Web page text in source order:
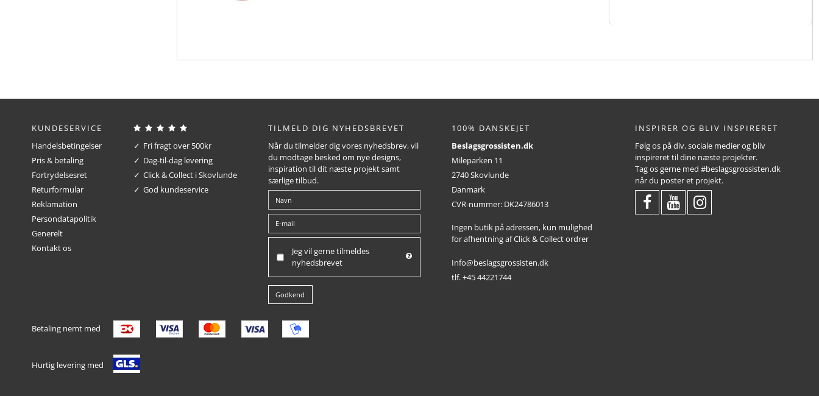
KUNDESERVICE
Handelsbetingelser
Pris & betaling
Fortrydelsesret
Returformular
Reklamation
Persondatapolitik
Generelt
Kontakt os
Fri fragt over 500kr
Dag-til-dag levering
Click & Collect i Skovlunde
God kundeservice
TILMELD DIG NYHEDSBREVET
Når du tilmelder dig vores nyhedsbrev, vil
du modtage besked om nye designs,
inspiration til dit næste projekt samt
særlige tilbud.
Jeg vil gerne tilmeldes
nyhedsbrevet
Godkend
100% DANSKEJET
Beslagsgrossisten.dk
Mileparken 11
2740 Skovlunde
Danmark
CVR-nummer: DK24786013
Ingen butik på adressen, kun mulighed
for afhentning af Click & Collect ordrer
Info@beslagsgrossisten.dk
tlf. +45 44221744
INSPIRER OG BLIV INSPIRERET
Følg os på div. sociale medier og bliv
inspireret til dine næste projekter.
Tag os gerne med #beslagsgrossisten.dk
når du poster et projekt.
Betaling nemt med
Hurtig levering med